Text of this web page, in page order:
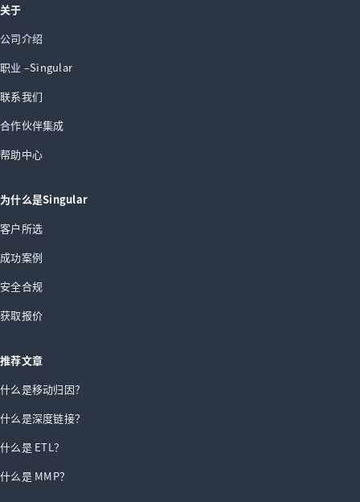
关于
公司介绍
职业 –Singular
联系我们
合作伙伴集成
帮助中心
为什么是Singular
客户所选
成功案例
安全合规
获取报价
推荐文章
什么是移动归因？
什么是深度链接？
什么是 ETL？
什么是 MMP？